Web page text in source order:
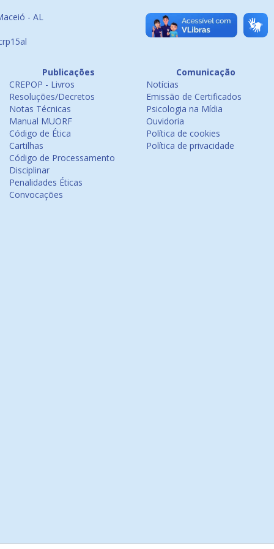
- AL
Publicações
CREPOP - Livros
Resoluções/Decretos
Notas Técnicas
Manual MUORF
Código de Ética
Cartilhas
Código de Processamento
Disciplinar
Penalidades Éticas
Convocações
Comunicação
Notícias
Emissão de Certificados
Psicologia na Mídia
Ouvidoria
Política de cookies
Política de privacidade